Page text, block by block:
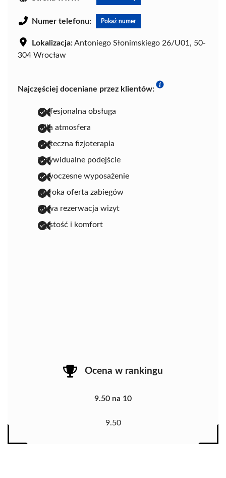
Numer telefonu: Pokaż numer
Lokalizacja:Antoniego Słonimskiego 26/U01, 50-
304 Wrocław
Najczęściej doceniane przez klientów:
profesjonalna obsługa
miła atmosfera
skuteczna fizjoterapia
indywidualne podejście
nowoczesne wyposażenie
szeroka oferta zabiegów
łatwa rezerwacja wizyt
czystość i komfort
Ocena w rankingu
9.50 na 10
9.50